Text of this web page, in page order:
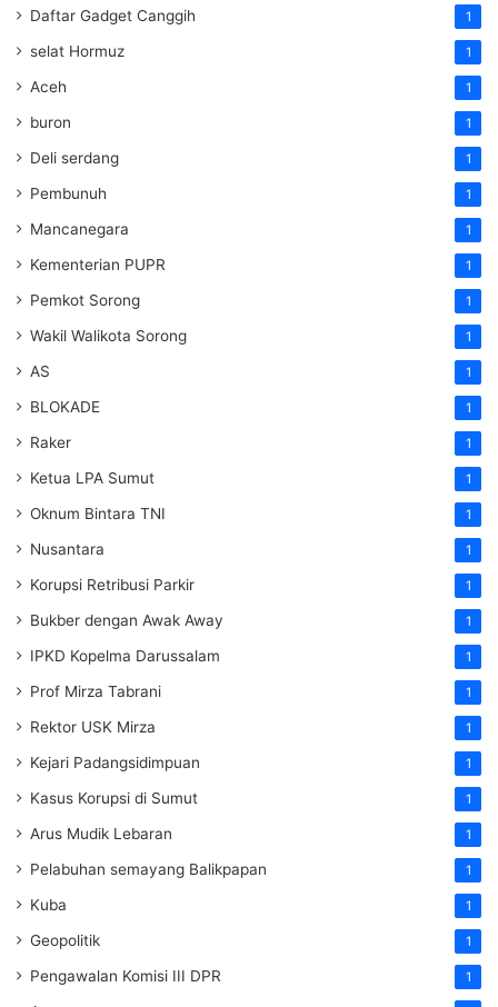
Daftar Gadget Canggih 1
selat Hormuz 1
Aceh 1
buron 1
Deli serdang 1
Pembunuh 1
Mancanegara 1
Kementerian PUPR 1
Pemkot Sorong 1
Wakil Walikota Sorong 1
AS 1
BLOKADE 1
Raker 1
Ketua LPA Sumut 1
Oknum Bintara TNI 1
Nusantara 1
Korupsi Retribusi Parkir 1
Bukber dengan Awak Away 1
IPKD Kopelma Darussalam 1
Prof Mirza Tabrani 1
Rektor USK Mirza 1
Kejari Padangsidimpuan 1
Kasus Korupsi di Sumut 1
Arus Mudik Lebaran 1
Pelabuhan semayang Balikpapan 1
Kuba 1
Geopolitik 1
Pengawalan Komisi III DPR 1